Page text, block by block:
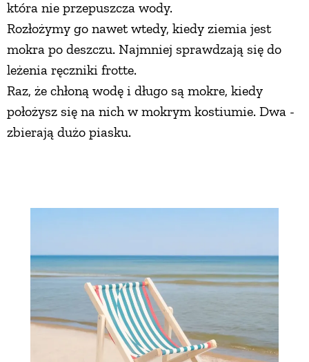
która nie przepuszcza wody.
Rozłożymy go nawet wtedy, kiedy ziemia jest
mokra po deszczu. Najmniej sprawdzają się do
leżenia ręczniki frotte.
Raz, że chłoną wodę i długo są mokre, kiedy
położysz się na nich w mokrym kostiumie. Dwa -
zbierają dużo piasku.